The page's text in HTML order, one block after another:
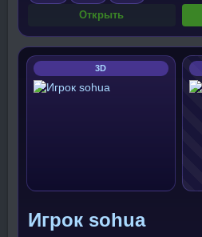
Открыть
3D
Игрок sohua